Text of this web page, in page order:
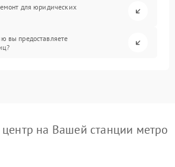
для юридических
вы предоставляете
на Вашей станции метро